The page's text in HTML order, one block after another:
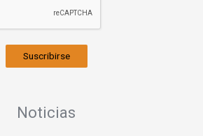
Suscribirse
Noticias